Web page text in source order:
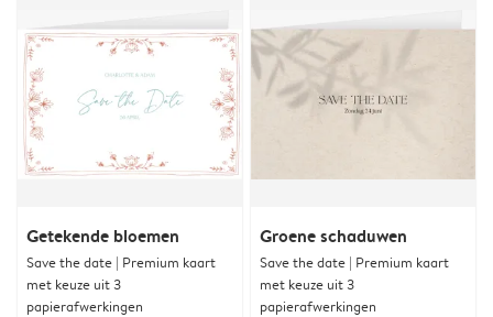
Getekende bloemen
Save the date | Premium kaart
met keuze uit 3
papierafwerkingen
Groene schaduwen
Save the date | Premium kaart
met keuze uit 3
papierafwerkingen